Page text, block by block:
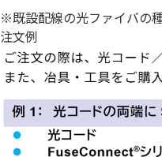
※既設配線の光ファイバの
注文例